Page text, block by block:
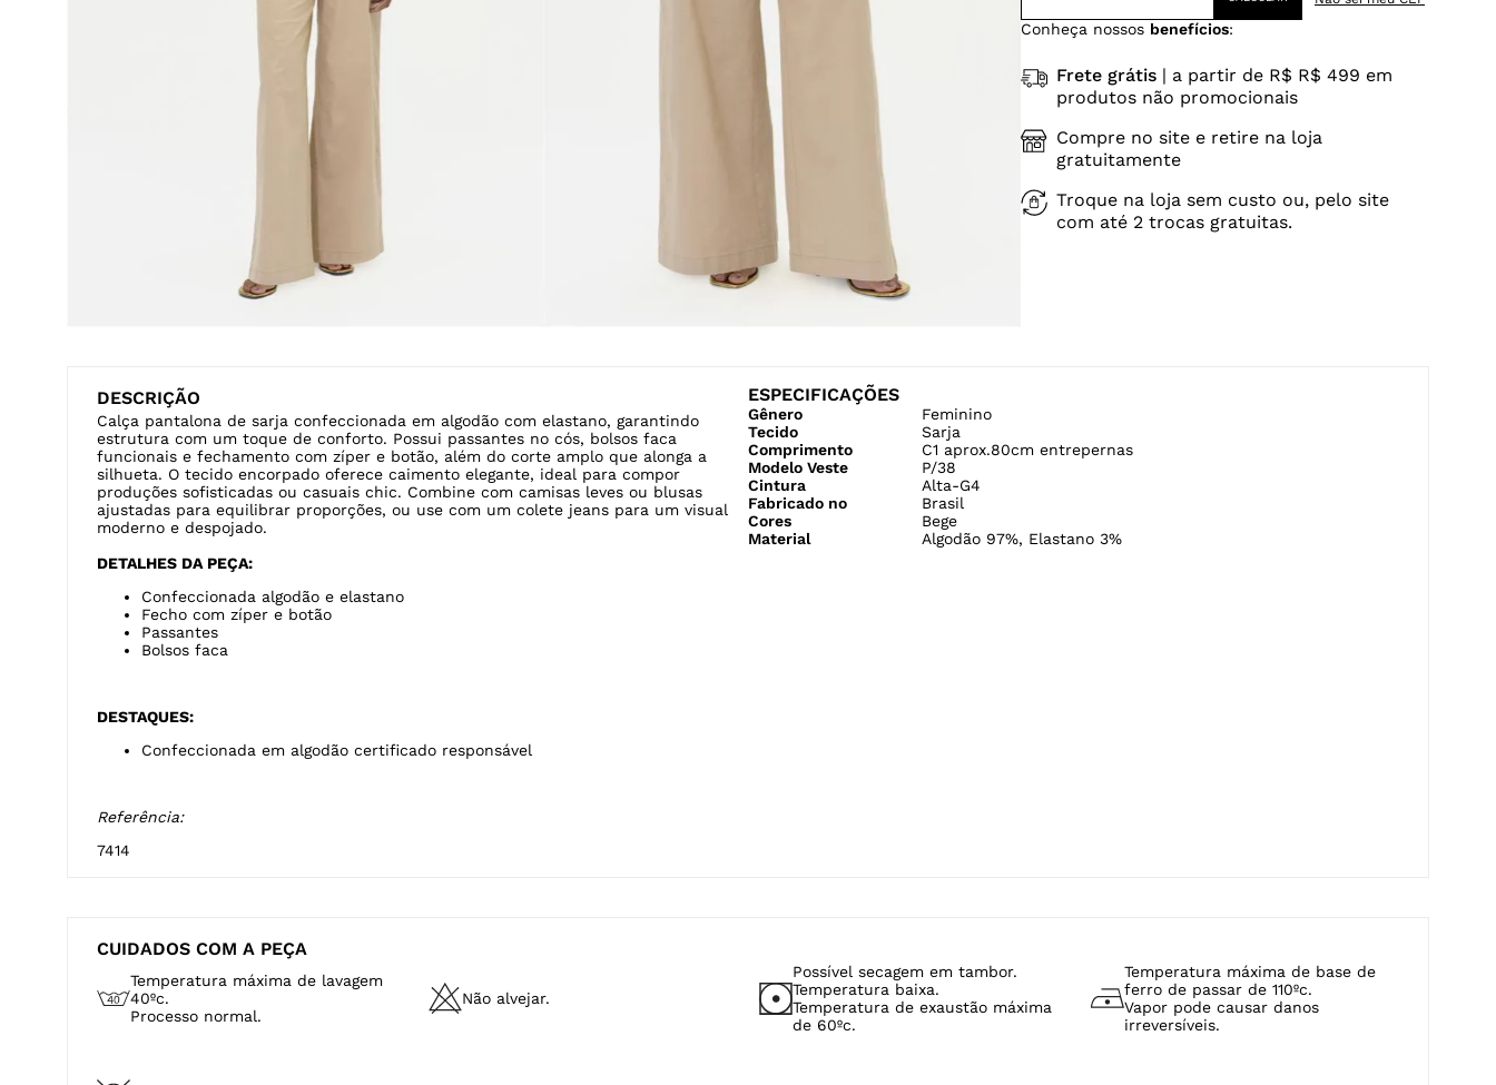
Conheça nossos benefícios:
Frete grátis| a partir de R$ R$ 499 em
produtos não promocionais
Compre no site e retire na loja
gratuitamente
Troque na loja sem custo ou, pelo site
com até 2 trocas gratuitas.
DESCRIÇÃO
Calça pantalona de sarja confeccionada em algodão com elastano, garantindo
estrutura com um toque de conforto. Possui passantes no cós, bolsos faca
funcionais e fechamento com zíper e botão, além do corte amplo que alonga a
silhueta. O tecido encorpado oferece caimento elegante, ideal para compor
produções sofisticadas ou casuais chic. Combine com camisas leves ou blusas
ajustadas para equilibrar proporções, ou use com um colete jeans para um visual
moderno e despojado.
DETALHES DA PEÇA:
Confeccionada algodão e elastano
Fecho com zíper e botão
Passantes
Bolsos faca
DESTAQUES:
Confeccionada em algodão certificado responsável
Referência:
7414
ESPECIFICAÇÕES
Gênero
Feminino
Tecido
Sarja
Comprimento
C1 aprox.80cm entrepernas
Modelo Veste
P/38
Cintura
Alta-G4
Fabricado no
Brasil
Cores
Bege
Material
Algodão 97%, Elastano 3%
CUIDADOS COM A PEÇA
Temperatura máxima de lavagem
40ºc.
Processo normal.
Não alvejar.
Possível secagem em tambor.
Temperatura baixa.
Temperatura de exaustão máxima
de 60ºc.
Temperatura máxima de base de
ferro de passar de 110ºc.
Vapor pode causar danos
irreversíveis.